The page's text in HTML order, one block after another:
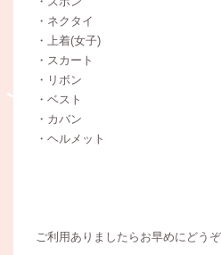
・ネクタイ
・上着(女子)
・スカート
・リボン
・ベスト
・カバン
・ヘルメット
ご利用ありましたらお早めにどう